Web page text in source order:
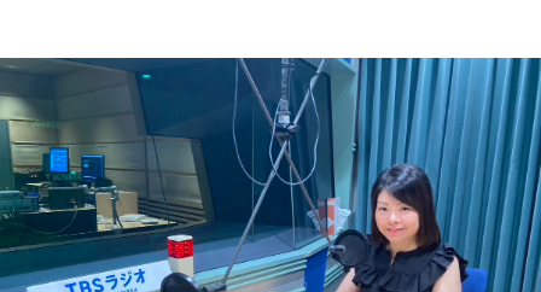
トピックス
TBS Podcast
お知らせ
イベント・グッズ
YouTube
会社情報